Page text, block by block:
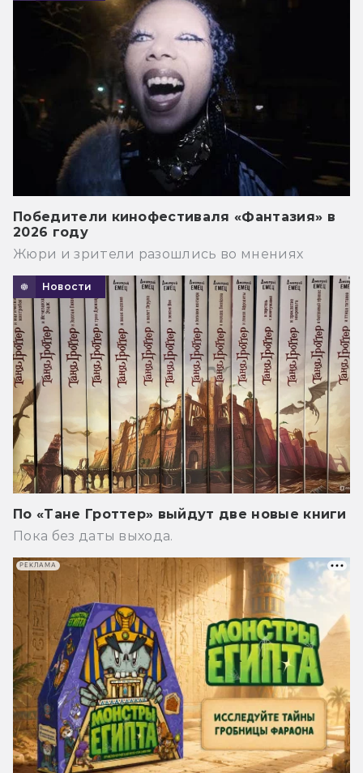
Победители кинофестиваля «Фантазия» в
2026 году
Жюри и зрители разошлись во мнениях
Новости
По «Тане Гроттер» выйдут две новые книги
Пока без даты выхода.
РЕКЛАМА